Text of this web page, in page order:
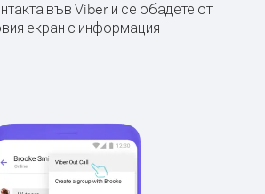
във Viber и се обадете от
екран с информация